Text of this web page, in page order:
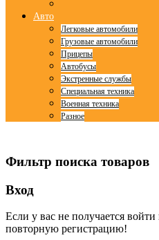
Авто
Легковые автомобили
Грузовые автомобили
Прицепы
Автобусы
Экстренные службы
Специальная техника
Военная техника
Разное
Фильтр поиска товаров
Вход
Если у вас не получается
повторную регистрацию!